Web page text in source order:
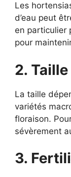
Les
d’eau peut
en particulier
pour
2. Taille
La taille
variétés
floraison.
sévèrement
3.